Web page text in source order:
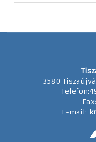
3580
E-mail: